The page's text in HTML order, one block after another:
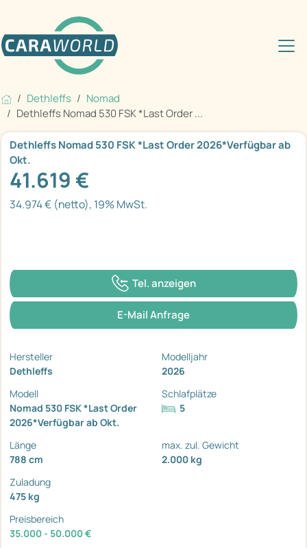
Dethleffs
Nomad
Dethleffs Nomad 530 FSK *Last Order ...
Dethleffs Nomad 530 FSK *Last Order 2026*Verfügbar ab
Okt.
41.619 €
34.974 € (netto), 19% MwSt.
Tel. anzeigen
E-Mail Anfrage
Hersteller
Dethleffs
Modelljahr
2026
Modell
Nomad 530 FSK *Last Order
2026*Verfügbar ab Okt.
Schlafplätze
5
Länge
788 cm
max. zul. Gewicht
2.000 kg
Zuladung
475 kg
Preisbereich
35.000 - 50.000 €